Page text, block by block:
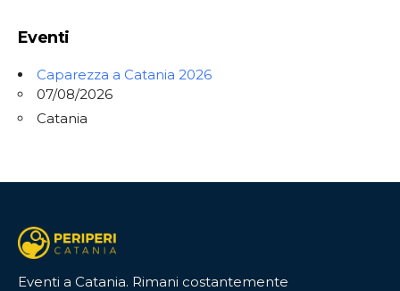
Eventi
Caparezza a Catania 2026
07/08/2026
Catania
Eventi a Catania. Rimani costantemente